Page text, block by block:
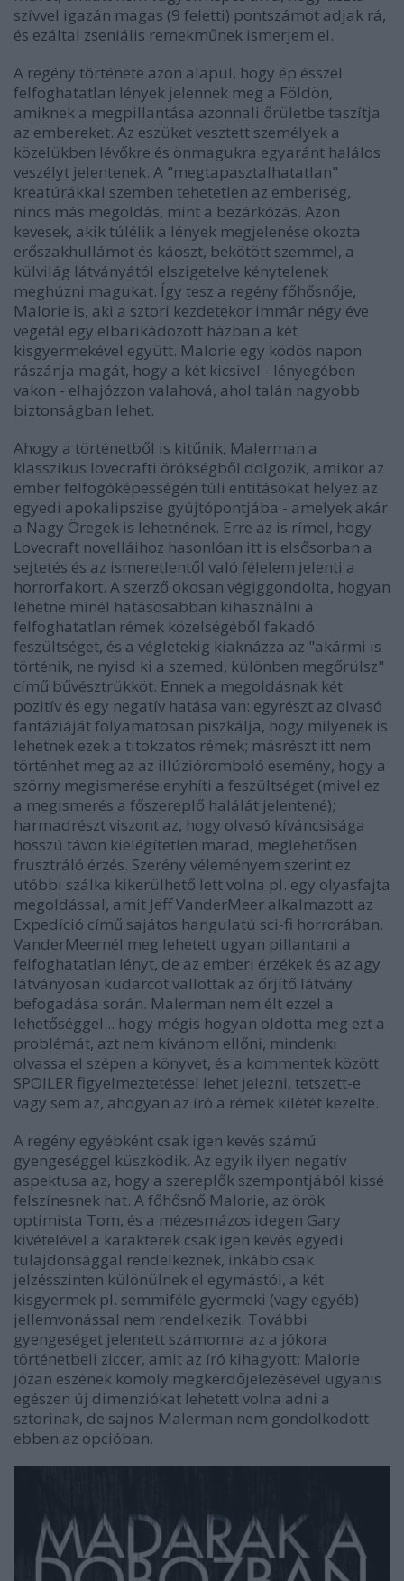
szívvel igazán magas (9 feletti) pontszámot adjak rá,
és ezáltal zseniális remekműnek ismerjem el.
A regény története azon alapul, hogy ép ésszel
felfoghatatlan lények jelennek meg a Földön,
amiknek a megpillantása azonnali őrületbe taszítja
az embereket. Az eszüket vesztett személyek a
közelükben lévőkre és önmagukra egyaránt halálos
veszélyt jelentenek. A "megtapasztalhatatlan"
kreatúrákkal szemben tehetetlen az emberiség,
nincs más megoldás, mint a bezárkózás. Azon
kevesek, akik túlélik a lények megjelenése okozta
erőszakhullámot és káoszt, bekötött szemmel, a
külvilág látványától elszigetelve kénytelenek
meghúzni magukat. Így tesz a regény főhősnője,
Malorie is, aki a sztori kezdetekor immár négy éve
vegetál egy elbarikádozott házban a két
kisgyermekével együtt. Malorie egy ködös napon
rászánja magát, hogy a két kicsivel - lényegében
vakon - elhajózzon valahová, ahol talán nagyobb
biztonságban lehet.
Ahogy a történetből is kitűnik, Malerman a
klasszikus lovecrafti örökségből dolgozik, amikor az
ember felfogóképességén túli entitásokat helyez az
egyedi apokalipszise gyújtópontjába - amelyek akár
a Nagy Öregek is lehetnének. Erre az is rímel, hogy
Lovecraft novelláihoz hasonlóan itt is elsősorban a
sejtetés és az ismeretlentől való félelem jelenti a
horrorfakort. A szerző okosan végiggondolta, hogyan
lehetne minél hatásosabban kihasználni a
felfoghatatlan rémek közelségéből fakadó
feszültséget, és a végletekig kiaknázza az "akármi is
történik, ne nyisd ki a szemed, különben megőrülsz"
című bűvésztrükköt. Ennek a megoldásnak két
pozitív és egy negatív hatása van: egyrészt az olvasó
fantáziáját folyamatosan piszkálja, hogy milyenek is
lehetnek ezek a titokzatos rémek; másrészt itt nem
történhet meg az az illúzióromboló esemény, hogy a
szörny megismerése enyhíti a feszültséget (mivel ez
a megismerés a főszereplő halálát jelentené);
harmadrészt viszont az, hogy olvasó kíváncsisága
hosszú távon kielégítetlen marad, meglehetősen
frusztráló érzés. Szerény véleményem szerint ez
utóbbi szálka kikerülhető lett volna pl. egy olyasfajta
megoldással, amit Jeff VanderMeer alkalmazott az
Expedíció című sajátos hangulatú sci-fi horrorában.
VanderMeernél meg lehetett ugyan pillantani a
felfoghatatlan lényt, de az emberi érzékek és az agy
látványosan kudarcot vallottak az őrjítő látvány
befogadása során. Malerman nem élt ezzel a
lehetőséggel... hogy mégis hogyan oldotta meg ezt a
problémát, azt nem kívánom ellőni, mindenki
olvassa el szépen a könyvet, és a kommentek között
SPOILER figyelmeztetéssel lehet jelezni, tetszett-e
vagy sem az, ahogyan az író a rémek kilétét kezelte.
A regény egyébként csak igen kevés számú
gyengeséggel küszködik. Az egyik ilyen negatív
aspektusa az, hogy a szereplők szempontjából kissé
felszínesnek hat. A főhősnő Malorie, az örök
optimista Tom, és a mézesmázos idegen Gary
kivételével a karakterek csak igen kevés egyedi
tulajdonsággal rendelkeznek, inkább csak
jelzésszinten különülnek el egymástól, a két
kisgyermek pl. semmiféle gyermeki (vagy egyéb)
jellemvonással nem rendelkezik. További
gyengeséget jelentett számomra az a jókora
történetbeli ziccer, amit az író kihagyott: Malorie
józan eszének komoly megkérdőjelezésével ugyanis
egészen új dimenziókat lehetett volna adni a
sztorinak, de sajnos Malerman nem gondolkodott
ebben az opcióban.